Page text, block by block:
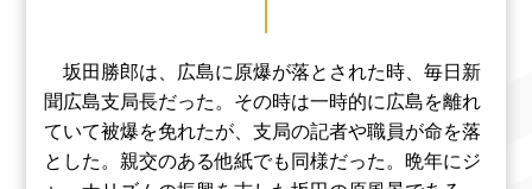
坂田勝郎は、広島に原爆が落とされた時、毎日新
聞広島支局長だった。その時は一時的に広島を離れ
ていて被爆を免れたが、支局の記者や職員が命を落
とした。親交のある他紙でも同様だった。晩年にジ